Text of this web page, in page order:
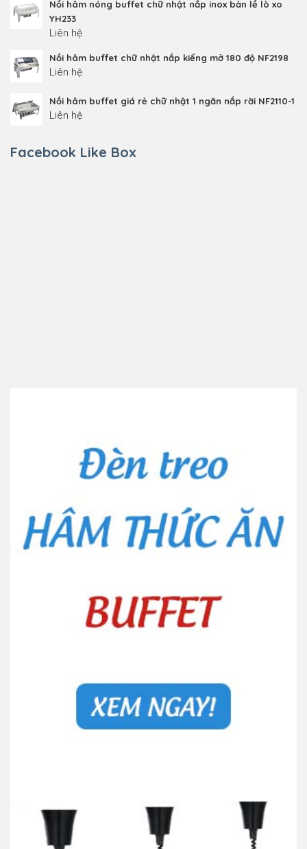
Nồi hâm nóng buffet chữ nhật nắp inox bản lề lò xo
YH233
Liên hệ
Nồi hâm buffet chữ nhật nắp kiếng mở 180 độ NF2198
Liên hệ
Nồi hâm buffet giá rẻ chữ nhật 1 ngăn nắp rời NF2110-1
Liên hệ
Facebook Like Box